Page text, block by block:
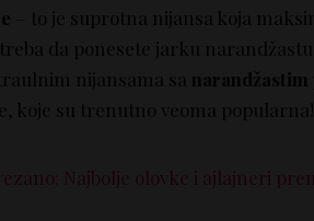
– to je suprotna nijansa koja
da ponesete jarku
nijansama sa
koje su trenutno veoma popularna!
Najbolje olovke i ajlajneri